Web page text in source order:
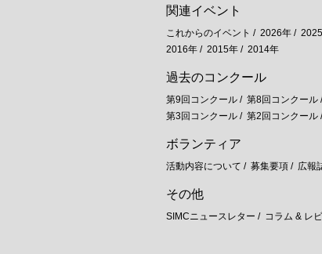
関連イベント
これからのイベント 2026年
2016年
2015年 2014年
過去のコンクール
第9回コンクール 第8回コンクール
第3回コンクール
第2回コンクール
ボランティア
活動内容について 募集要項 広報
その他
SIMCニュースレター コラム & レ